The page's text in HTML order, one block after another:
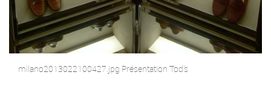
milano2013022100427.jpg Présentation Tod’s